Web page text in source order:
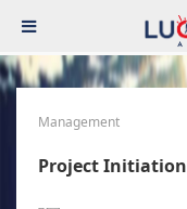
Management
Project Initiation